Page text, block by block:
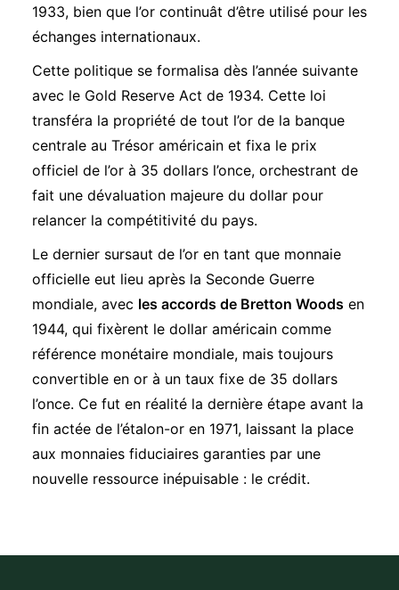
1933, bien que l’or continuât d’être utilisé pour les
échanges internationaux.
Cette politique se formalisa dès l’année suivante
avec le Gold Reserve Act de 1934. Cette loi
transféra la propriété de tout l’or de la banque
centrale au Trésor américain et fixa le prix
officiel de l’or à 35 dollars l’once, orchestrant de
fait une dévaluation majeure du dollar pour
relancer la compétitivité du pays.
Le dernier sursaut de l’or en tant que monnaie
officielle eut lieu après la Seconde Guerre
mondiale, avec les accords de Bretton Woods en
1944, qui fixèrent le dollar américain comme
référence monétaire mondiale, mais toujours
convertible en or à un taux fixe de 35 dollars
l’once. Ce fut en réalité la dernière étape avant la
fin actée de l’étalon-or en 1971, laissant la place
aux monnaies fiduciaires garanties par une
nouvelle ressource inépuisable : le crédit.